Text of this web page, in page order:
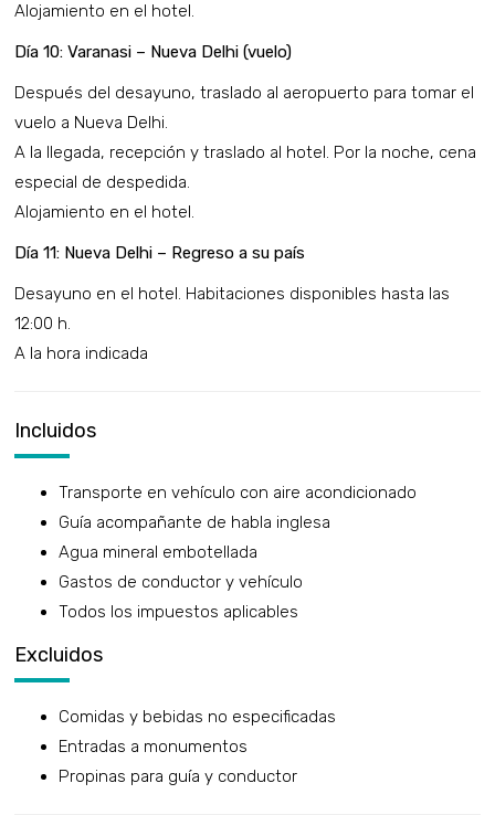
Alojamiento en el hotel.
Día 10: Varanasi – Nueva Delhi (vuelo)
Después del desayuno, traslado al aeropuerto para tomar el
vuelo a Nueva Delhi.
A la llegada, recepción y traslado al hotel. Por la noche, cena
especial de despedida.
Alojamiento en el hotel.
Día 11: Nueva Delhi – Regreso a su país
Desayuno en el hotel. Habitaciones disponibles hasta las
12:00 h.
A la hora indicada
Incluidos
Transporte en vehículo con aire acondicionado
Guía acompañante de habla inglesa
Agua mineral embotellada
Gastos de conductor y vehículo
Todos los impuestos aplicables
Excluidos
Comidas y bebidas no especificadas
Entradas a monumentos
Propinas para guía y conductor